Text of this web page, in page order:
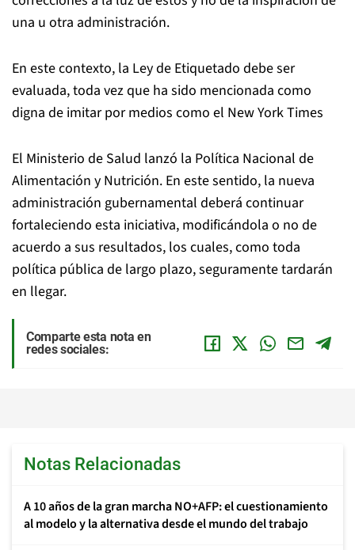
una u otra administración.
En este contexto, la Ley de Etiquetado debe ser
evaluada, toda vez que ha sido mencionada como
digna de imitar por medios como el New York Times
El Ministerio de Salud lanzó la Política Nacional de
Alimentación y Nutrición. En este sentido, la nueva
administración gubernamental deberá continuar
fortaleciendo esta iniciativa, modificándola o no de
acuerdo a sus resultados, los cuales, como toda
política pública de largo plazo, seguramente tardarán
en llegar.
Comparte esta nota en
redes sociales:
Notas Relacionadas
A 10 años de la gran marcha NO+AFP: el cuestionamiento
al modelo y la alternativa desde el mundo del trabajo